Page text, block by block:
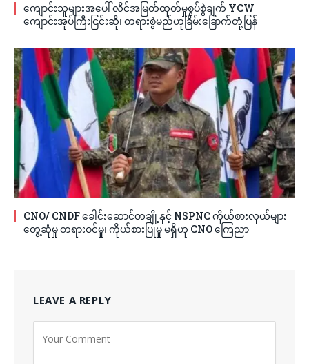
ကျောင်းသူများအပေါ် လိင်အမြတ်ထုတ်မှုစွပ်စွဲချက် YCW
ကျောင်းအုပ်ကြီးငြင်းဆို၊ တရားစွဲမည်ဟုခြိမ်းခြောက်တုံ့ပြန်
CNO/ CNDF ခေါင်းဆောင်တချို့နှင့် NSPNC ကိုယ်စားလှယ်များ
တွေ့ဆုံမှု တရားဝင်မှု၊ ကိုယ်စားပြုမှု မရှိဟု CNO ကြေညာ
LEAVE A REPLY